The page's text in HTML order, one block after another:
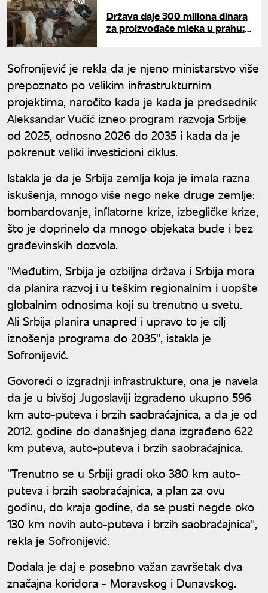
Država daje 300 miliona dinara
za proizvođače mleka u prahu:
Sofronijević je rekla da je njeno ministarstvo više
prepoznato po velikim infrastrukturnim
projektima, naročito kada je kada je predsednik
Aleksandar Vučić izneo program razvoja Srbije
od 2025, odnosno 2026 do 2035 i kada da je
pokrenut veliki investicioni ciklus.
Istakla je da je Srbija zemlja koja je imala razna
iskušenja, mnogo više nego neke druge zemlje:
bombardovanje, inflatorne krize, izbegličke krize,
što je doprinelo da mnogo objekata bude i bez
građevinskih dozvola.
"Međutim, Srbija je ozbiljna država i Srbija mora
da planira razvoj i u teškim regionalnim i uopšte
globalnim odnosima koji su trenutno u svetu.
Ali Srbija planira unapred i upravo to je cilj
iznošenja programa do 2035", istakla je
Sofronijević.
Govoreći o izgradnji infrastrukture, ona je navela
da je u bivšoj Jugoslaviji izgrađeno ukupno 596
km auto-puteva i brzih saobraćajnica, a da je od
2012. godine do današnjeg dana izgrađeno 622
km puteva, auto-puteva i brzih saobraćajnica.
"Trenutno se u Srbiji gradi oko 380 km auto-
puteva i brzih saobraćajnica, a plan za ovu
godinu, do kraja godine, da se pusti negde oko
130 km novih auto-puteva i brzih saobraćajnica",
rekla je Sofronijević.
Dodala je daj e posebno važan završetak dva
značajna koridora - Moravskog i Dunavskog.